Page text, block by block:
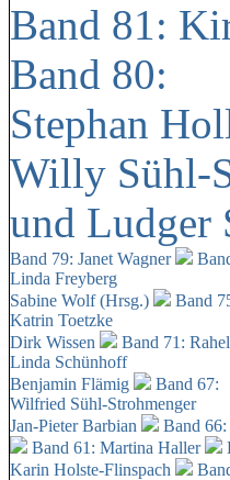
Band 81:
Band 80:
Stephan
Willy Sühl-
und Ludger
Band 79: Janet Wagner
Linda Freyberg
Sabine Wolf (Hrsg.)
Band
Katrin Toetzke
Dirk Wissen
Band 71:
Linda Schünhoff
Benjamin Flämig
Band 67:
Wilfried Sühl-Strohmenger
Jan-Pieter Barbian
Band
Band 61: Martina Haller
Karin Holste-Flinspach